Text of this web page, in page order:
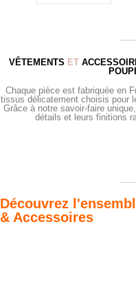
VÊTEMENTS ET
Chaque pièce est fabriquée en
tissus délicatement choisis pour
Grâce à notre savoir-faire
détails et leurs finitions
Découvrez
& Accessoires